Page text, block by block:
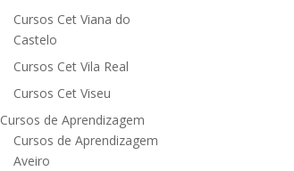
Cursos Cet Viana do
Castelo
Cursos Cet Vila Real
Cursos Cet Viseu
Cursos de Aprendizagem
Cursos de Aprendizagem
Aveiro